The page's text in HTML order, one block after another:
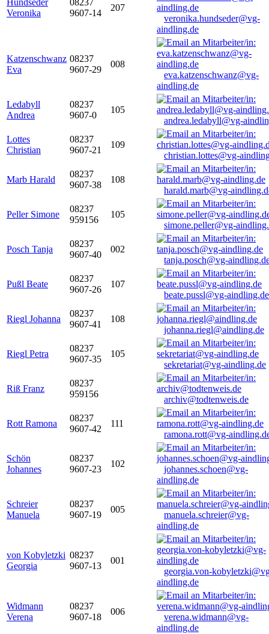
Hundseder
Veronika
08237
9607-14
207
veronika.hundseder@vg-
aindling.de
Katzenschwanz
Eva
08237
9607-29
008
eva.katzenschwanz@vg-
aindling.de
Ledabyll
Andrea
08237
9607-0
105
andrea.ledabyll@vg-
Lottes
Christian
08237
9607-21
109
christian.lottes@vg-
Marb Harald
08237
9607-38
108
harald.marb@vg-
Peller Simone
08237
959156
105
simone.peller@vg-
Posch Tanja
08237
9607-40
002
tanja.posch@vg-
Pußl Beate
08237
9607-26
107
beate.pussl@vg-aindling.de
Riegl Johanna
08237
9607-41
108
johanna.riegl@aindling.de
Riegl Petra
08237
9607-35
105
sekretariat@vg-aindling.de
Riß Franz
08237
959156
archiv@todtenweis.de
Rott Ramona
08237
9607-42
111
ramona.rott@vg-
Schön
Johannes
08237
9607-23
102
johannes.schoen@vg-
aindling.de
Schreier
Manuela
08237
9607-19
005
manuela.schreier@vg-
aindling.de
von Kobyletzki
Georgia
08237
9607-13
001
georgia.von-
aindling.de
Widmann
Verena
08237
9607-18
006
verena.widmann@vg-
aindling.de